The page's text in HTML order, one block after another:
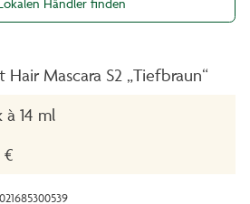
Händler finden
Hair Mascara S2 „Tiefbraun“
à 14 ml
€